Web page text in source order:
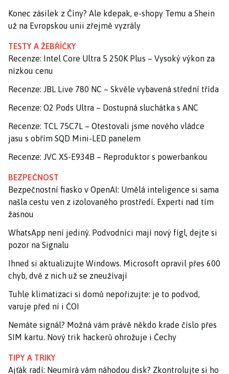
Konec zásilek z Číny? Ale kdepak, e-shopy Temu a Shein
už na Evropskou unii zřejmě vyzrály
TESTY A ŽEBŘÍČKY
Recenze: Intel Core Ultra 5 250K Plus – Vysoký výkon za
nízkou cenu
Recenze: JBL Live 780 NC – Skvěle vybavená střední třída
Recenze: O2 Pods Ultra – Dostupná sluchátka s ANC
Recenze: TCL 75C7L – Otestovali jsme nového vládce
jasu s obřím SQD Mini-LED panelem
Recenze: JVC XS-E934B – Reproduktor s powerbankou
BEZPEČNOST
Bezpečnostní fiasko v OpenAI: Umělá inteligence si sama
našla cestu ven z izolovaného prostředí. Experti nad tím
žasnou
WhatsApp není jediný. Podvodníci mají nový fígl, dejte si
pozor na Signalu
Ihned si aktualizujte Windows. Microsoft opravil přes 600
chyb, dvě z nich už se zneužívají
Tuhle klimatizaci si domů nepořizujte: je to podvod,
varuje před ní i ČOI
Nemáte signál? Možná vám právě někdo krade číslo přes
SIM kartu. Nový trik hackerů ohrožuje i Čechy
TIPY A TRIKY
Ajťák radí: Neumírá vám náhodou disk? Zkontrolujte si ho